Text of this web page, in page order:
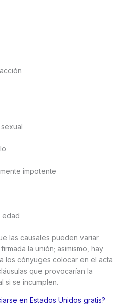
impotente
edad
las causales pueden variar
la unión; asimismo, hay
los cónyuges colocar en el acta
que provocarían la
si se incumplen.
en Estados Unidos gratis?